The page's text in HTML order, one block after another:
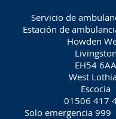
Servicio de
Estación de
Howden
Livingston
EH54 6AA
West
Escocia
01506 417
Solo emergencia 999